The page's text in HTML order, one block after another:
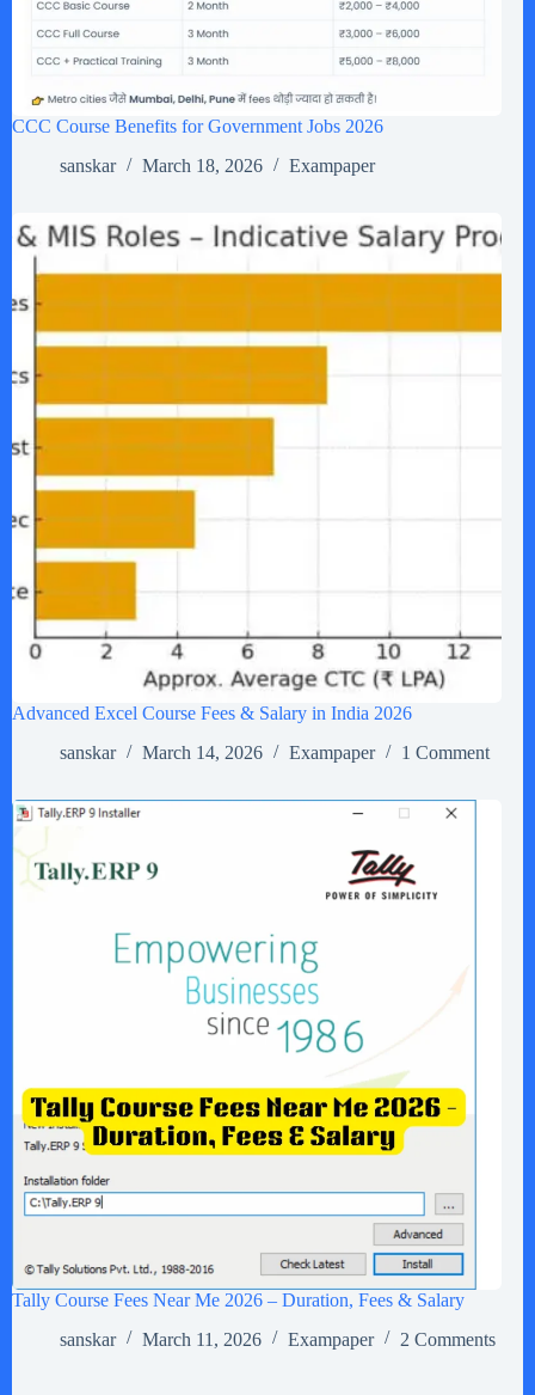
CCC Course Benefits for Government Jobs 2026
sanskar
March 18, 2026 Exampaper
Advanced Excel Course Fees & Salary in India 2026
sanskar
March 14, 2026 Exampaper 1 Comment
Tally Course Fees Near Me 2026 – Duration, Fees & Salary
sanskar
March 11, 2026 Exampaper 2 Comments